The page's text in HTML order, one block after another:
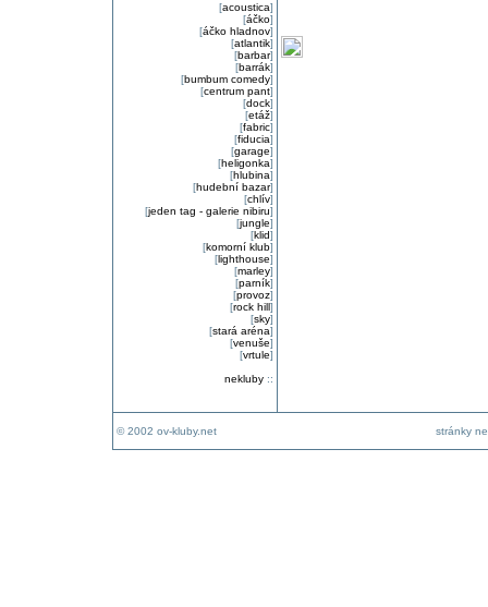
[acoustica]
[áčko]
[áčko hladnov]
[atlantik]
[barbar]
[barrák]
[bumbum comedy]
[centrum pant]
[dock]
[etáž]
[fabric]
[fiducia]
[garage]
[heligonka]
[hlubina]
[hudební bazar]
[chlív]
[jeden tag - galerie nibiru]
[jungle]
[klid]
[komorní klub]
[lighthouse]
[marley]
[parník]
[provoz]
[rock hill]
[sky]
[stará aréna]
[venuše]
[vrtule]
nekluby::
© 2002 ov-kluby.net stránky